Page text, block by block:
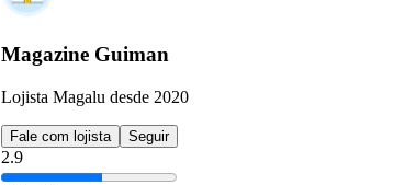
Magazine Guiman
Lojista Magalu desde 2020
Fale com lojista Seguir
2.9